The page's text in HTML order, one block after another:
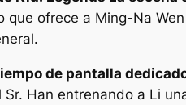
ofrece a Ming-Na Wen
de pantalla
Han entrenando a Li